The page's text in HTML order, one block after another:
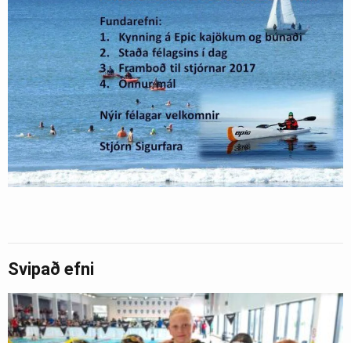
Svipað efni